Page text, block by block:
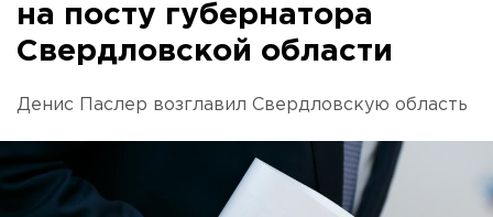
на посту губернатора
Свердловской области
Денис Паслер возглавил Свердловскую область